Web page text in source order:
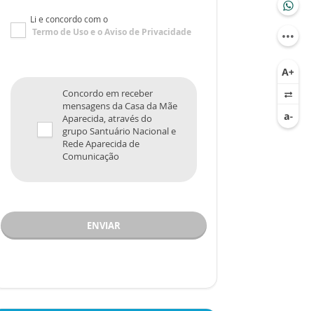
Li e concordo com o
Termo de Usoe oAviso de Privacidade
Concordo em receber
mensagens da Casa da Mãe
Aparecida, através do
grupo Santuário Nacional e
Rede Aparecida de
Comunicação
ENVIAR